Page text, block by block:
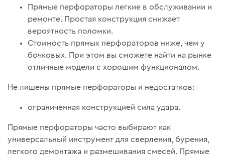
Прямые перфораторы легкие в обслуживании и
ремонте. Простая конструкция снижает
вероятность поломки.
Стоимость прямых перфораторов ниже, чем у
бочковых. При этом вы сможете найти на рынке
отличные модели с хорошим функционалом.
Не лишены прямые перфораторы и недостатков:
ограниченная конструкцией сила удара.
Прямые перфораторы часто выбирают как
универсальный инструмент для сверления, бурения,
легкого демонтажа и размешивания смесей. Прямые